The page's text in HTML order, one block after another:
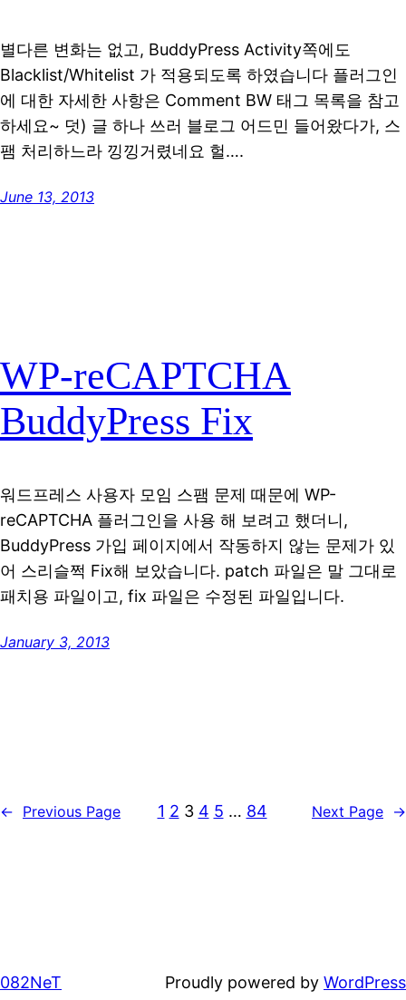
별다른 변화는 없고, BuddyPress Activity쪽에도
Blacklist/Whitelist 가 적용되도록 하였습니다 플러그인
에 대한 자세한 사항은 Comment BW 태그 목록을 참고
하세요~ 덧) 글 하나 쓰러 블로그 어드민 들어왔다가, 스
팸 처리하느라 낑낑거렸네요 헐….
June 13, 2013
WP-reCAPTCHA
BuddyPress Fix
워드프레스 사용자 모임 스팸 문제 때문에 WP-
reCAPTCHA 플러그인을 사용 해 보려고 했더니,
BuddyPress 가입 페이지에서 작동하지 않는 문제가 있
어 스리슬쩍 Fix해 보았습니다. patch 파일은 말 그대로
패치용 파일이고, fix 파일은 수정된 파일입니다.
January 3, 2013
← Previous Page 1 2 3 4 5 … 84 Next Page →
082NeT Proudly powered by WordPress